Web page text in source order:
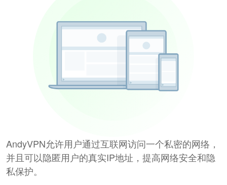
AndyVPN允许用户通过互联网访问一个私密的网络，
并且可以隐匿用户的真实IP地址，提高网络安全和隐
私保护。